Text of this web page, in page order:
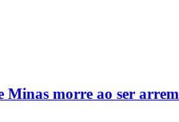
morre ao ser